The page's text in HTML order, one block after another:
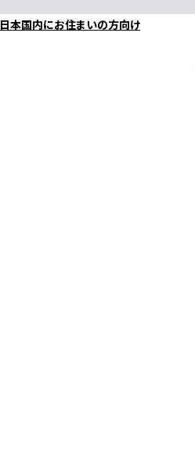
日本国内にお住まいの方向け